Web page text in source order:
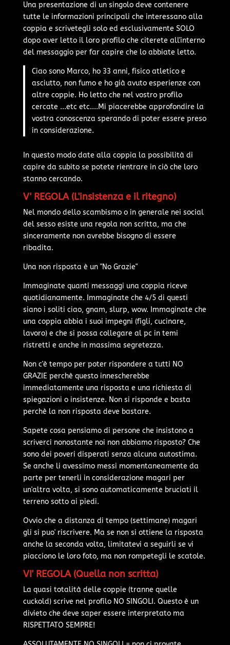
Una presentazione di un singolo deve contenere
tutte le informazioni principali che interessano alla
coppia e scrivetegli solo ed esclusivamente SOLO
dopo aver letto il loro profilo che citerete all'interno
del messaggio per far capire che lo abbiate letto.
Ciao sono Marco, ho 33 anni, fisico atletico e
asciutto, non fumo e ho già avuto esperienze con
altre coppie. Ho letto che nel vostro profilo
cercate ...etc etc....Mi piacerebbe approfondire la
vostra conoscenza sperando di poter essere preso
in considerazione.
In questo modo date alla coppia la possibilità di
capire da subito se potete rientrare in ciò che loro
stanno cercando.
V' REGOLA (L'insistenza e il ritegno)
Nel mondo dello scambismo o in generale nei social
del sesso esiste una regola non scritta, ma che
sinceramente non avrebbe bisogno di essere
ribadita.
Una non risposta è un "No Grazie"
Immaginate quanti messaggi una coppia riceve
quotidianamente. Immaginate che 4/5 di questi
siano i soliti ciao, gnam, slurp, wow. Immaginate che
una coppia abbia i suoi impegni (figli, cucinare,
lavoro) e che si possa collegare al pc in temi
ristretti e anche in massima segretezza.
Non c'è tempo per poter rispondere a tutti NO
GRAZIE perchè questo innescherebbe
immediatamente una risposta e una richiesta di
spiegazioni o insistenze. Non si risponde e basta
perchè la non risposta deve bastare.
Sapete cosa pensiamo di persone che insistono a
scriverci nonostante noi non abbiamo risposto? Che
sono dei poveri disperati senza alcuna autostima.
Se anche li avessimo messi momentaneamente da
parte per tenerli in considerazione magari per
un'altra volta, si sono automaticamente bruciati il
terreno sotto ai piedi.
Ovvio che a distanza di tempo (settimane) magari
gli si puo' riscrivere. Ma se non si ottiene la risposta
anche la seconda volta, limitatevi a seguirli se vi
piacciono le loro foto, ma non rompetegli le scatole.
VI' REGOLA (Quella non scritta)
La quasi totalità delle coppie (tranne quelle
cuckold) scrive nel profilo NO SINGOLI. Questo è un
divieto che deve saper essere interpretato ma
RISPETTATO SEMPRE!